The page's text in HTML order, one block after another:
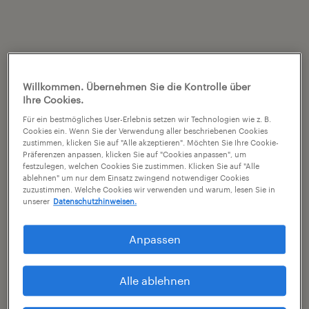
Willkommen. Übernehmen Sie die Kontrolle über
Ihre Cookies.
Für ein bestmögliches User-Erlebnis setzen wir Technologien wie z. B.
Cookies ein. Wenn Sie der Verwendung aller beschriebenen Cookies
zustimmen, klicken Sie auf "Alle akzeptieren". Möchten Sie Ihre Cookie-
Präferenzen anpassen, klicken Sie auf "Cookies anpassen", um
festzulegen, welchen Cookies Sie zustimmen. Klicken Sie auf "Alle
ablehnen" um nur dem Einsatz zwingend notwendiger Cookies
zuzustimmen. Welche Cookies wir verwenden und warum, lesen Sie in
unserer Datenschutzhinweisen.
Anpassen
Alle ablehnen